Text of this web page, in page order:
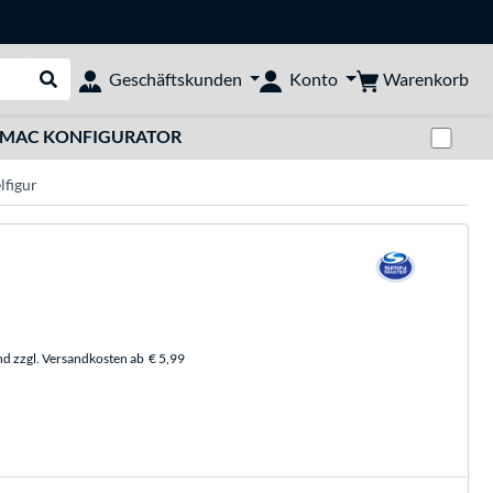
Suche durchführen
Geschäftskunden Konto Warenkorb
MAC KONFIGURATOR
zzgl. Versandkosten ab € 5,99